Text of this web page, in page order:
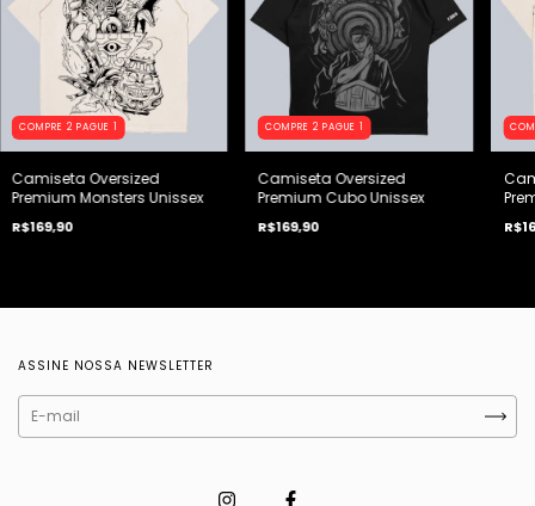
COMPRE 2 PAGUE 1
Camiseta Oversized
Premium Monsters Unissex
R$169,90
COMPRE 2 PAGUE 1
Camiseta Oversized
Premium Cubo Unissex
R$169,90
ASSINE NOSSA NEWSLETTER